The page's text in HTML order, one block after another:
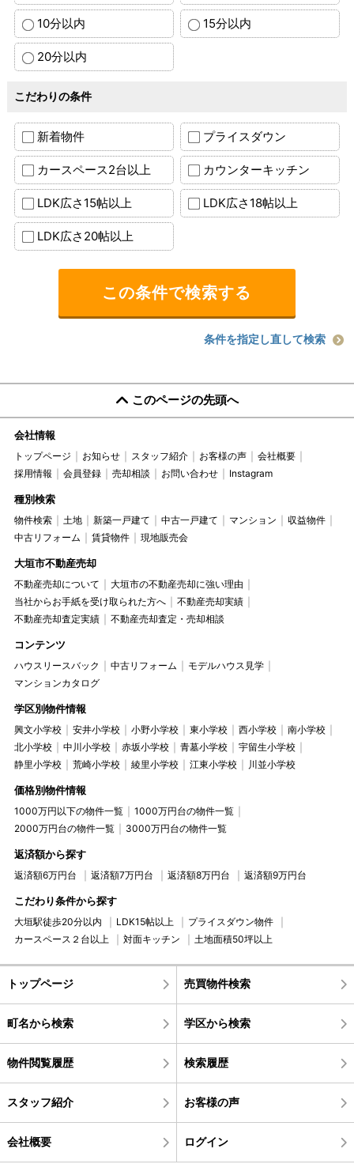
10分以内 15分以内
20分以内
こだわりの条件
新着物件 プライスダウン
カースペース2台以上 カウンターキッチン
LDK広さ15帖以上 LDK広さ18帖以上
LDK広さ20帖以上
条件を指定し直して検索
このページの先頭へ
会社情報
トップページ お知らせ スタッフ紹介 お客様の声
会社概要
採用情報
会員登録 売却相談 お問い合わせ Instagram
種別検索
物件検索 土地 新築一戸建て 中古一戸建て マンション
収益物件
中古リフォーム
賃貸物件 現地販売会
大垣市不動産売却
不動産売却について
大垣市の不動産売却に強い理由
当社からお手紙を受け取られた方へ
不動産売却実績
不動産売却査定実績
不動産売却査定・売却相談
コンテンツ
ハウスリースバック 中古リフォーム
モデルハウス見学
マンションカタログ
学区別物件情報
興文小学校 安井小学校 小野小学校 東小学校 西小学校
南小学校
北小学校
中川小学校 赤坂小学校 青墓小学校
宇留生小学校
静里小学校
荒崎小学校 綾里小学校 江東小学校 川並小学校
価格別物件情報
1000万円以下の物件一覧
1000万円台の物件一覧
2000万円台の物件一覧
3000万円台の物件一覧
返済額から探す
返済額6万円台 返済額7万円台 返済額8万円台 返済額9万円台
こだわり条件から探す
大垣駅徒歩20分以内 LDK15帖以上
プライスダウン物件
カースペース２台以上
対面キッチン 土地面積50坪以上
トップページ 売買物件検索
町名から検索 学区から検索
物件閲覧履歴 検索履歴
スタッフ紹介 お客様の声
会社概要 ログイン